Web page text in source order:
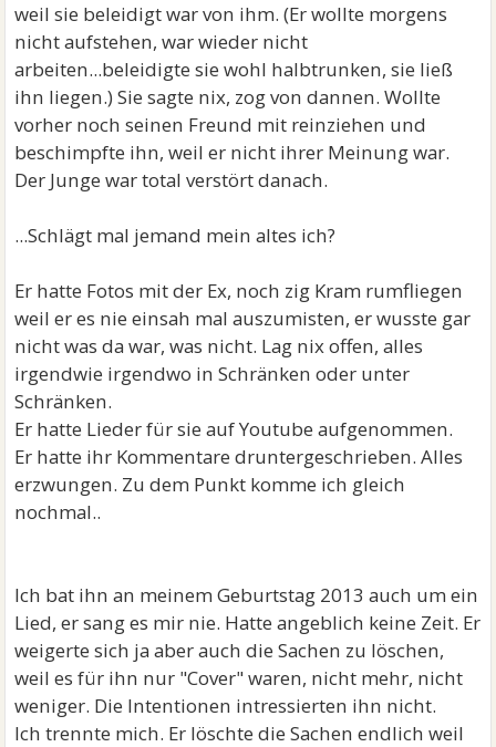
weil sie beleidigt war von ihm. (Er wollte morgens
nicht aufstehen, war wieder nicht
arbeiten...beleidigte sie wohl halbtrunken, sie ließ
ihn liegen.) Sie sagte nix, zog von dannen. Wollte
vorher noch seinen Freund mit reinziehen und
beschimpfte ihn, weil er nicht ihrer Meinung war.
Der Junge war total verstört danach.
...Schlägt mal jemand mein altes ich?
Er hatte Fotos mit der Ex, noch zig Kram rumfliegen
weil er es nie einsah mal auszumisten, er wusste gar
nicht was da war, was nicht. Lag nix offen, alles
irgendwie irgendwo in Schränken oder unter
Schränken.
Er hatte Lieder für sie auf Youtube aufgenommen.
Er hatte ihr Kommentare druntergeschrieben. Alles
erzwungen. Zu dem Punkt komme ich gleich
nochmal..
Ich bat ihn an meinem Geburtstag 2013 auch um ein
Lied, er sang es mir nie. Hatte angeblich keine Zeit. Er
weigerte sich ja aber auch die Sachen zu löschen,
weil es für ihn nur "Cover" waren, nicht mehr, nicht
weniger. Die Intentionen intressierten ihn nicht.
Ich trennte mich. Er löschte die Sachen endlich weil